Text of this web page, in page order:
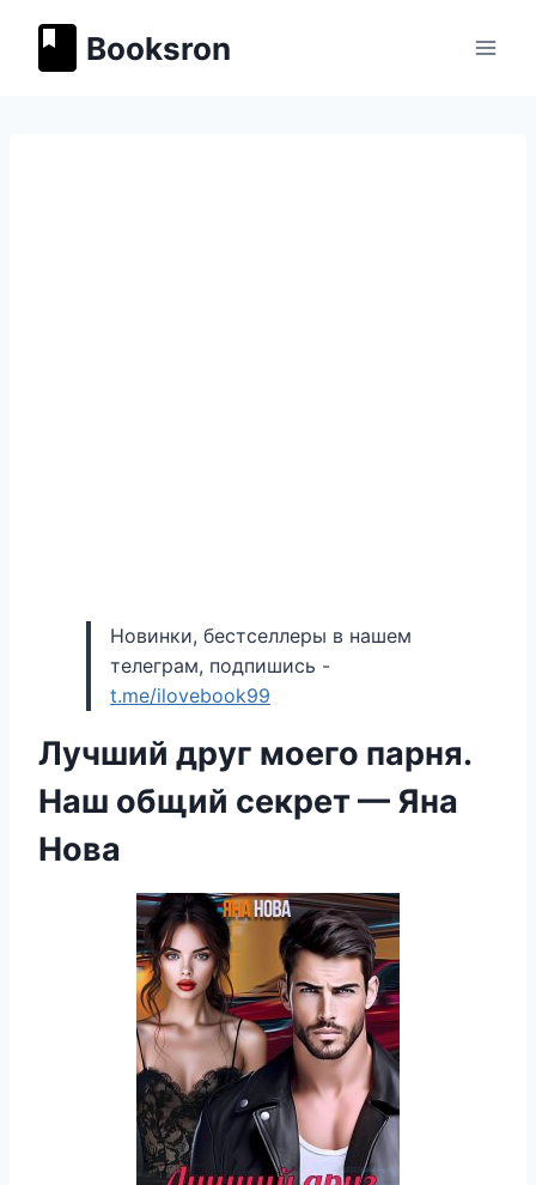
содержимому
Booksron
Новинки, бестселлеры в нашем
телеграм, подпишись -
t.me/ilovebook99
Лучший друг моего парня.
Наш общий секрет — Яна
Нова